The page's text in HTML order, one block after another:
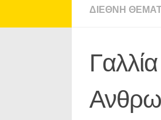
ΔΙΕΘΝΗ